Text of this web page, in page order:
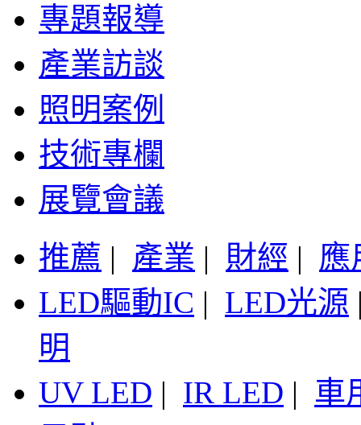
專題報導
產業訪談
照明案例
技術專欄
展覽會議
推薦 | 產業 | 財經 | 應
LED驅動IC | LED光源
明
UV LED | IR LED | 車